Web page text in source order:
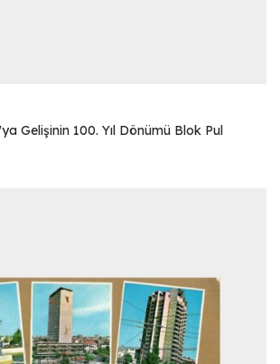
Gelişinin 100. Yıl Dönümü Blok Pul